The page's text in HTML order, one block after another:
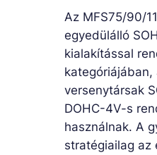
Az MFS75/90/
egyedülálló
kialakítással
kategóriájában,
versenytársak
DOHC-4V-s
használnak. A
stratégiailag az